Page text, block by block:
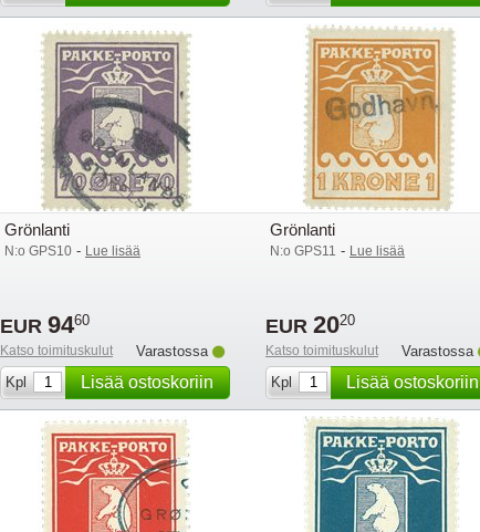
Grönlanti
N:o GPS10 - Lue lisää
EUR 9460
Katso toimituskulut
Varastossa
Kpl
Lisää ostoskoriin
Grönlanti
N:o GPS11 - Lue lisää
EUR 2020
Katso toimituskulut
Varastossa
Kpl
Lisää ostoskoriin